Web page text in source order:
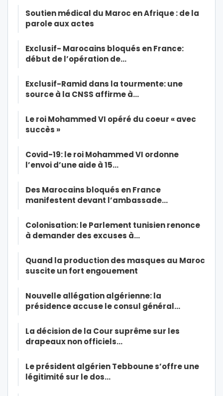
Soutien médical du Maroc en Afrique : de la
parole aux actes
Exclusif- Marocains bloqués en France:
début de l’opération de…
Exclusif-Ramid dans la tourmente: une
source à la CNSS affirme à…
Le roi Mohammed VI opéré du coeur « avec
succès »
Covid-19: le roi Mohammed VI ordonne
l’envoi d’une aide à 15…
Des Marocains bloqués en France
manifestent devant l’ambassade…
Colonisation: le Parlement tunisien renonce
à demander des excuses à…
Quand la production des masques au Maroc
suscite un fort engouement
Nouvelle allégation algérienne: la
présidence accuse le consul général…
La décision de la Cour suprême sur les
drapeaux non officiels…
Le président algérien Tebboune s’offre une
légitimité sur le dos…